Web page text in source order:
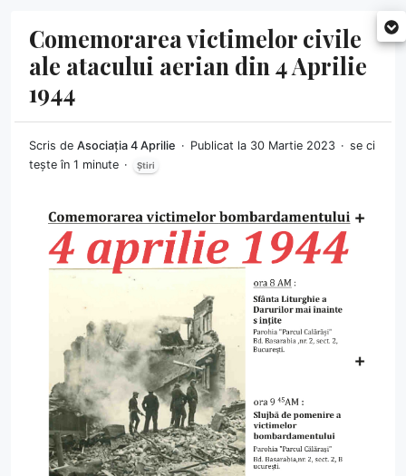
Comemorarea victimelor civile
ale atacului aerian din 4 Aprilie
1944
Scris de Asociația 4 Aprilie Publicat la 30 Martie 2023
se ci
tește în 1 minute
Știri